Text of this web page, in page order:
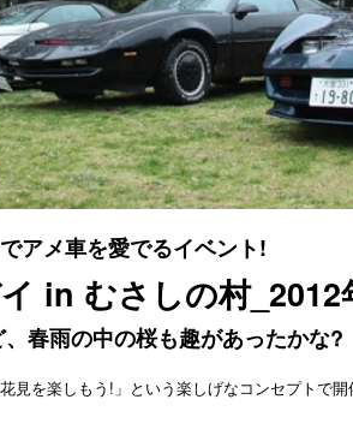
アメ車を愛でるイベント!
in むさしの村_2012
春雨の中の桜も趣があったかな?
見を楽しもう!」という楽しげなコンセプトで